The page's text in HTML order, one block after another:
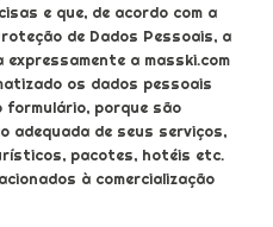
e que, de acordo com a
de Dados Pessoais, a
a masski.com
os dados pessoais
formulário, porque são
adequada de seus serviços,
pacotes, hotéis etc.
à comercialização